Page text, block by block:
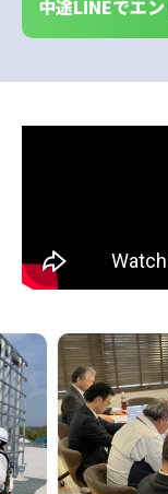
中途LINEでエ